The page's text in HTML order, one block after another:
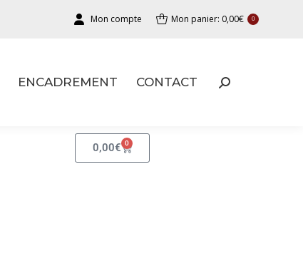
Mon compte Mon panier: 0,00€ 0
ENCADREMENT CONTACT
0,00€ 0